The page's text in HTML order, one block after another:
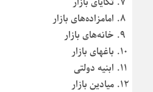
امامزاده‌های بازار
خانه‌های بازار
باغهای بازار
ابنیه دولتی
میادین بازار